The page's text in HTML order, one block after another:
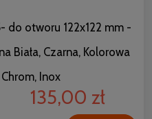
do otworu 122x122 mm -
Biała, Czarna, Kolorowa
Inox
135,00 zł